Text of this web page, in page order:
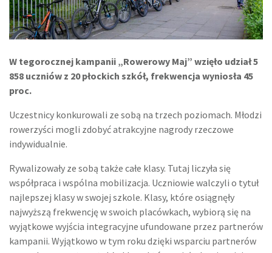
W tegorocznej kampanii „Rowerowy Maj” wzięło udział 5
858 uczniów z 20 płockich szkół, frekwencja wyniosła 45
proc.
Uczestnicy konkurowali ze sobą na trzech poziomach. Młodzi
rowerzyści mogli zdobyć atrakcyjne nagrody rzeczowe
indywidualnie.
Rywalizowały ze sobą także całe klasy. Tutaj liczyła się
współpraca i wspólna mobilizacja. Uczniowie walczyli o tytuł
najlepszej klasy w swojej szkole. Klasy, które osiągnęły
najwyższą frekwencję w swoich placówkach, wybiorą się na
wyjątkowe wyjścia integracyjne ufundowane przez partnerów
kampanii. Wyjątkowo w tym roku dzięki wsparciu partnerów